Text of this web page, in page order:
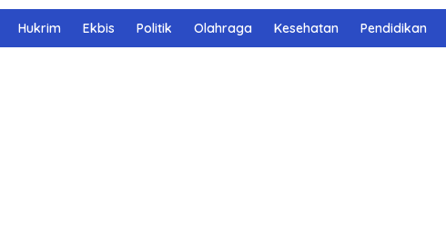
Hukrim Ekbis Politik Olahraga Kesehatan Pendidikan